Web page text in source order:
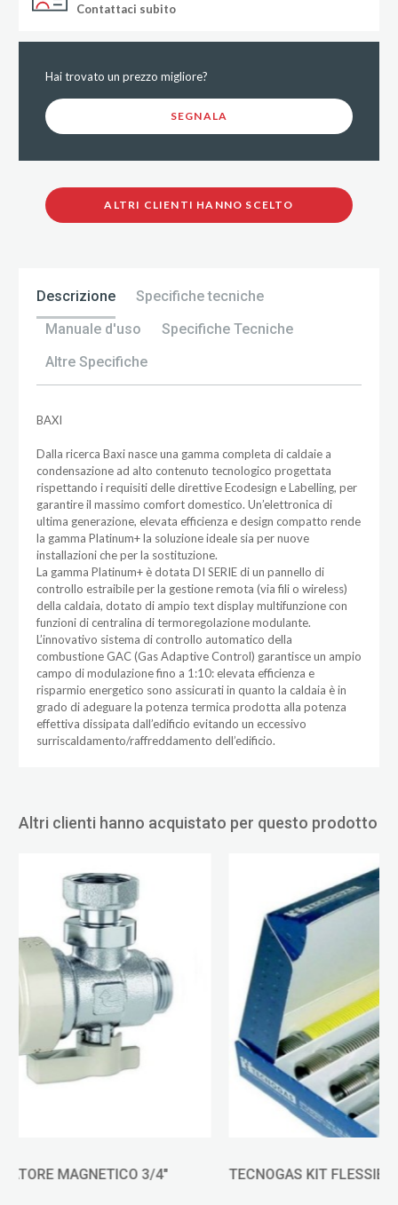
Contattaci subito
Hai trovato un prezzo migliore?
SEGNALA
ALTRI CLIENTI HANNO SCELTO
Descrizione
Specifiche tecniche
Manuale d'uso
Specifiche Tecniche
Altre Specifiche
BAXI
Dalla ricerca Baxi nasce una gamma completa di caldaie a
condensazione ad alto contenuto tecnologico progettata
rispettando i requisiti delle direttive Ecodesign e Labelling, per
garantire il massimo comfort domestico. Un’elettronica di
ultima generazione, elevata efficienza e design compatto rende
la gamma Platinum+ la soluzione ideale sia per nuove
installazioni che per la sostituzione.
La gamma Platinum+ è dotata DI SERIE di un pannello di
controllo estraibile per la gestione remota (via fili o wireless)
della caldaia, dotato di ampio text display multifunzione con
funzioni di centralina di termoregolazione modulante.
L’innovativo sistema di controllo automatico della
combustione GAC (Gas Adaptive Control) garantisce un ampio
campo di modulazione fino a 1:10: elevata efficienza e
risparmio energetico sono assicurati in quanto la caldaia è in
grado di adeguare la potenza termica prodotta alla potenza
effettiva dissipata dall’edificio evitando un eccessivo
surriscaldamento/raffreddamento dell’edificio.
Altri clienti hanno acquistato per questo prodotto
TECNOGAS KIT FLESSIBILI PER CALDAIA cod.16165